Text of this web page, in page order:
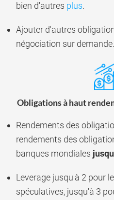
bien d'autres plus.
Ajouter d'autres
négociation sur demande.
Obligations à haut
Rendements des
rendements des
banques mondiales
Leverage jusqu'à 2 pour
spéculatives, jusqu'à 3